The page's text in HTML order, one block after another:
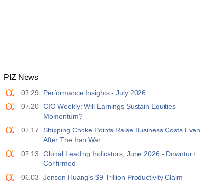
PIZ News
07.29
Performance Insights - July 2026
07.20 CIO Weekly: Will Earnings Sustain Equities
Momentum?
07.17
Shipping Choke Points Raise Business Costs Even
After The Iran War
07.13
Global Leading Indicators, June 2026 - Downturn
Confirmed
06.03
Jensen Huang's $9 Trillion Productivity Claim